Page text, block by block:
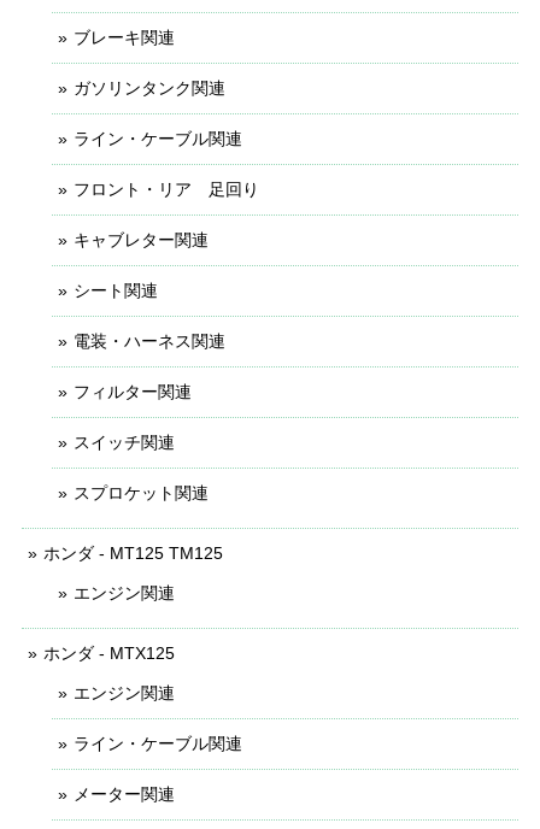
ブレーキ関連
ガソリンタンク関連
ライン・ケーブル関連
フロント・リア 足回り
キャブレター関連
シート関連
電装・ハーネス関連
フィルター関連
スイッチ関連
スプロケット関連
ホンダ - MT125 TM125
エンジン関連
ホンダ - MTX125
エンジン関連
ライン・ケーブル関連
メーター関連